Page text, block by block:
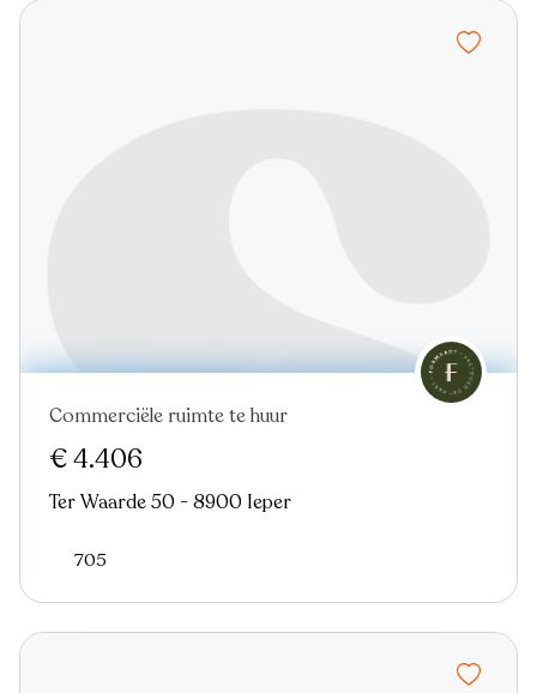
Commerciële ruimte te huur
€ 4.406
Ter Waarde 50 - 8900 Ieper
705